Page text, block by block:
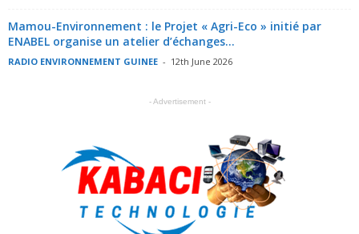
Mamou-Environnement : le Projet « Agri-Eco » initié par
ENABEL organise un atelier d’échanges...
RADIO ENVIRONNEMENT GUINEE - 12th June 2026
- Advertisement -